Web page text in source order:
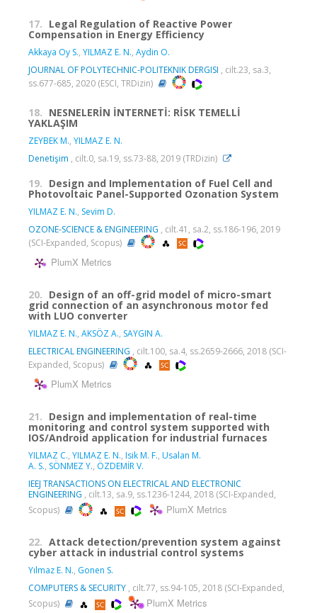
17. Legal Regulation of Reactive Power
Compensation in Energy Efficiency
Akkaya Oy S., YILMAZ E. N., Aydin O.
JOURNAL OF POLYTECHNIC-POLITEKNIK DERGISI , cilt.23, sa.3,
ss.677-685, 2020 (ESCI, TRDizin)
18. NESNELERİN İNTERNETİ: RİSK TEMELLİ
YAKLAŞIM
ZEYBEK M., YILMAZ E. N.
Denetişim , cilt.0, sa.19, ss.73-88, 2019 (TRDizin)
19. Design and Implementation of Fuel Cell and
Photovoltaic Panel-Supported Ozonation System
YILMAZ E. N., Sevim D.
OZONE-SCIENCE & ENGINEERING , cilt.41, sa.2, ss.186-196, 2019
(SCI-Expanded, Scopus)
PlumX Metrics
20. Design of an off-grid model of micro-smart
grid connection of an asynchronous motor fed
with LUO converter
YILMAZ E. N., AKSÖZ A., SAYGIN A.
ELECTRICAL ENGINEERING , cilt.100, sa.4, ss.2659-2666, 2018 (SCI-
Expanded, Scopus)
PlumX Metrics
21. Design and implementation of real-time
monitoring and control system supported with
IOS/Android application for industrial furnaces
YILMAZ C., YILMAZ E. N., Isik M. F., Usalan M.
A. S., SÖNMEZ Y., ÖZDEMİR V.
IEEJ TRANSACTIONS ON ELECTRICAL AND ELECTRONIC
ENGINEERING , cilt.13, sa.9, ss.1236-1244, 2018 (SCI-Expanded,
Scopus)
PlumX Metrics
22. Attack detection/prevention system against
cyber attack in industrial control systems
Yılmaz E. N., Gonen S.
COMPUTERS & SECURITY , cilt.77, ss.94-105, 2018 (SCI-Expanded,
Scopus)
PlumX Metrics